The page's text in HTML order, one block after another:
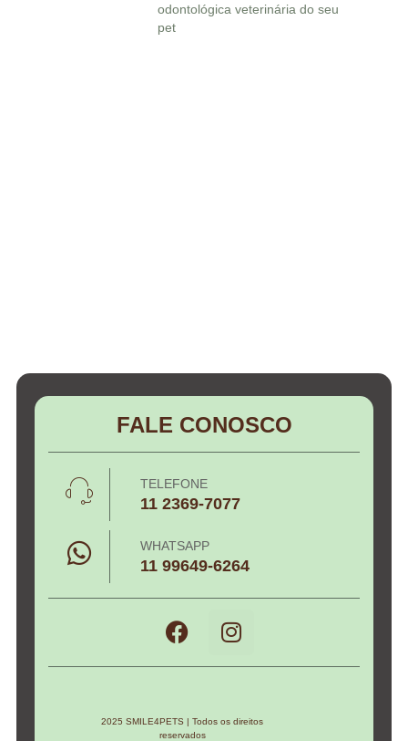
odontológica veterinária do seu
pet
FALE CONOSCO
TELEFONE
11 2369-7077
WHATSAPP
11 99649-6264
2025 SMILE4PETS | Todos os direitos
reservados